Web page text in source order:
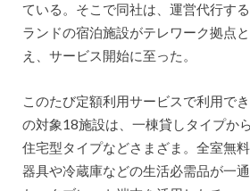
ている。そこで同社は、運営代行す
ランドの宿泊施設がテレワーク拠点
え、サービス開始に至った。
このたび定額利用サービスで利用でき
の対象18施設は、一棟貸しタイプか
住宅型タイプなどさまざま。全室無
器具や冷蔵庫などの生活必需品が一